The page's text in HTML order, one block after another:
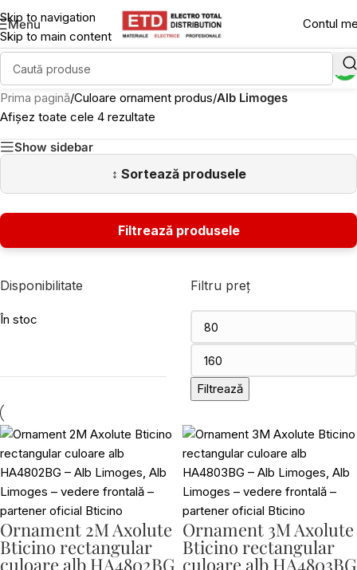
Skip to navigation
Skip to main content
Menu Contul
Prima pagină/Culoare ornament produs/Alb Limoges
Afișez toate cele 4 rezultate
Show sidebar
Disponibilitate
În stoc
Filtru preț
Filtrează
Ornament 2M Axolute
Bticino rectangular
culoare alb HA4802BG
Ornament 3M Axolute
Bticino rectangular
culoare alb HA4803BG